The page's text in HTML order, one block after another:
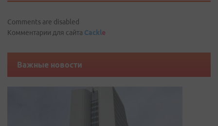
Comments are disabled
Комментарии для сайта Cackle
Важные новости